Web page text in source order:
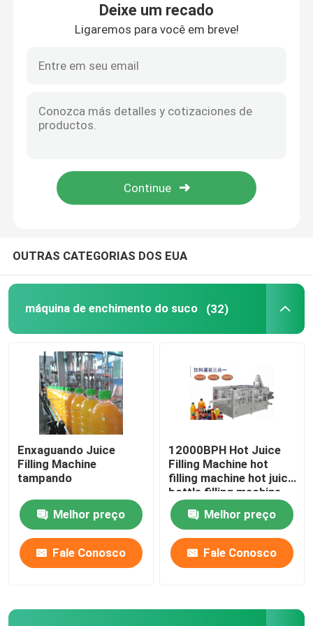
Excursão da fábrica
Contacte-nos
Notícia
máquina de enchimento do suco
Máquina de enchimento automática do óleo
Máquina de enchimento do molho
máquina de enchimento da ketchup
Máquina de enchimento da água de soda
máquina de enchimento da cerveja
Máquina de enchimento do álcool
Máquina tampando automática
Deixe um recado
Ligaremos para você em breve!
OUTRAS CATEGORIAS DOS EUA
máquina de enchimento do suco (32)
Enxaguando Juice
Filling Machine
tampando
Melhor preço
Fale Conosco
12000BPH Hot Juice
Filling Machine hot
filling machine hot juice
bottle filling machine
Melhor preço
Fale Conosco